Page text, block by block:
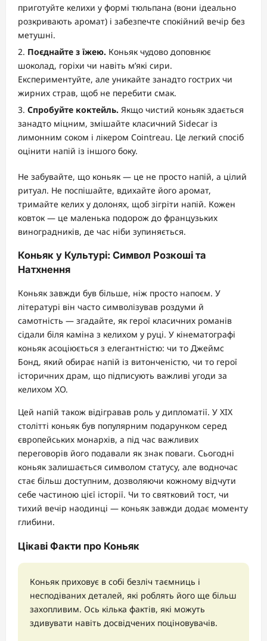
приготуйте келихи у формі тюльпана (вони ідеально
розкривають аромат) і забезпечте спокійний вечір без
метушні.
Поєднайте з їжею. Коньяк чудово доповнює
шоколад, горіхи чи навіть м’які сири.
Експериментуйте, але уникайте занадто гострих чи
жирних страв, щоб не перебити смак.
Спробуйте коктейль. Якщо чистий коньяк здається
занадто міцним, змішайте класичний Sidecar із
лимонним соком і лікером Cointreau. Це легкий спосіб
оцінити напій із іншого боку.
Не забувайте, що коньяк — це не просто напій, а цілий
ритуал. Не поспішайте, вдихайте його аромат,
тримайте келих у долонях, щоб зігріти напій. Кожен
ковток — це маленька подорож до французьких
виноградників, де час ніби зупиняється.
Коньяк у Культурі: Символ Розкоші та
Натхнення
Коньяк завжди був більше, ніж просто напоєм. У
літературі він часто символізував роздуми й
самотність — згадайте, як герої класичних романів
сідали біля каміна з келихом у руці. У кінематографі
коньяк асоціюється з елегантністю: чи то Джеймс
Бонд, який обирає напій із витонченістю, чи то герої
історичних драм, що підписують важливі угоди за
келихом XO.
Цей напій також відігравав роль у дипломатії. У XIX
столітті коньяк був популярним подарунком серед
європейських монархів, а під час важливих
переговорів його подавали як знак поваги. Сьогодні
коньяк залишається символом статусу, але водночас
стає більш доступним, дозволяючи кожному відчути
себе частиною цієї історії. Чи то святковий тост, чи
тихий вечір наодинці — коньяк завжди додає моменту
глибини.
Цікаві Факти про Коньяк
Коньяк приховує в собі безліч таємниць і
несподіваних деталей, які роблять його ще більш
захопливим. Ось кілька фактів, які можуть
здивувати навіть досвідчених поціновувачів.